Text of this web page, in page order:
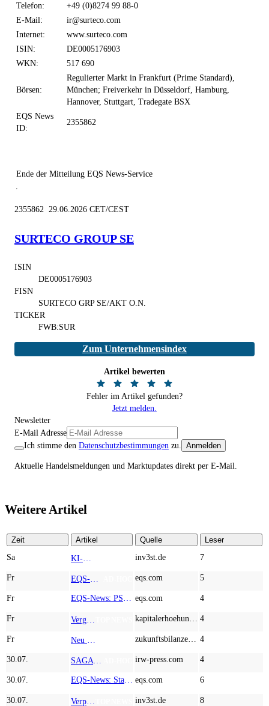
Telefon:
+49 (0)8274 99 88-0
E-Mail:
ir@surteco.com
Internet:
www.surteco.com
ISIN:
DE0005176903
WKN:
517 690
Börsen:
Regulierter Markt in Frankfurt (Prime Standard),
München; Freiverkehr in Düsseldorf, Hamburg,
Hannover, Stuttgart, Tradegate BSX
EQS News
ID:
2355862
Ende der Mitteilung EQS News-Service
2355862 29.06.2026 CET/CEST
SURTECO GROUP SE
ISIN
DE0005176903
FISN
SURTECO GRP SE/AKT O.N.
TICKER
FWB:SUR
Zum Unternehmensindex
Artikel bewerten
Fehler im Artikel gefunden?
Jetzt melden.
Newsletter
E-Mail Adresse
Ich stimme den Datenschutzbestimmungen zu. Anmelden
Aktuelle Handelsmeldungen und Marktupdates direkt per E-Mail.
Weitere Artikel
Zeit Artikel Quelle
Leser
Sa
inv3st.de 7
Fr eqs.com 5
Fr eqs.com 4
Fr 4
Fr 4
30.07. irw-press.com 4
30.07. eqs.com 6
30.07. inv3st.de 8